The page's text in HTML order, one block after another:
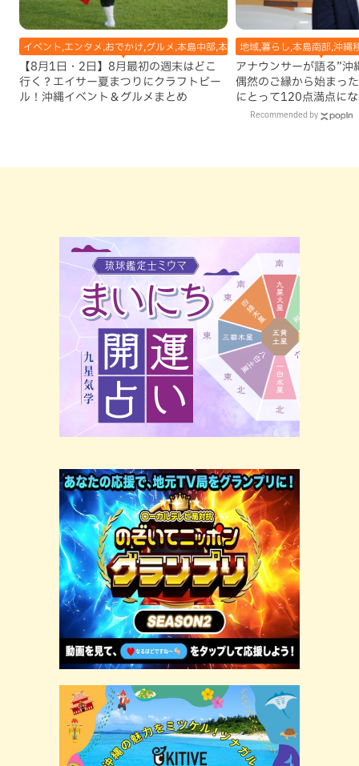
イベント,エンタメ,おでかけ,グルメ,本島中部,本島北部,本島南部
【8月1日・2日】8月最初の週末はどこ
行く？エイサー夏まつりにクラフトビー
ル！沖縄イベント＆グルメまとめ
地域,暮らし,本島南部,沖縄
アナウンサーが語る”沖
偶然のご縁から始まっ
にとって120点満点に
Recommended by